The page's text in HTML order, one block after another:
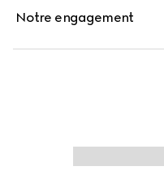
Notre engagement